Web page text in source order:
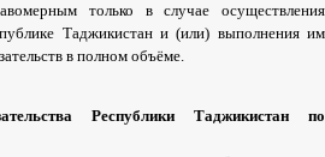
только в случае
осуществления
Таджикистан и(или) выполнения им
в полном объёме.
Республики Таджикистан
по